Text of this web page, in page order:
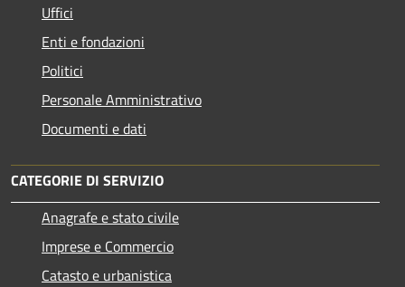
Uffici
Enti e fondazioni
Politici
Personale Amministrativo
Documenti e dati
CATEGORIE DI SERVIZIO
Anagrafe e stato civile
Imprese e Commercio
Catasto e urbanistica